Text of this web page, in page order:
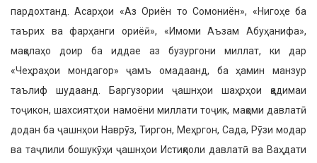
пардохтанд. Асарҳои «Аз Ориён то Сомониён», «Нигоҳе ба
таърих ва фарҳанги ориёӣ», «Имоми Аъзам Абуҳанифа»,
мақолаҳо доир ба иддае аз бузургони миллат, ки дар
«Чеҳраҳои мондагор» ҷамъ омадаанд, ба ҳамин манзур
таълиф шудаанд. Баргузории ҷашнҳои шаҳрҳои қадимаи
тоҷикон, шах­сиятҳои намоёни миллати тоҷик, мақоми давлатӣ
додан ба ҷашнҳои Наврӯз, Тиргон, Меҳргон, Сада, Рӯзи модар
ва таҷлили бошукӯҳи ҷашнҳои Истиқлоли давлатӣ ва Ваҳдати